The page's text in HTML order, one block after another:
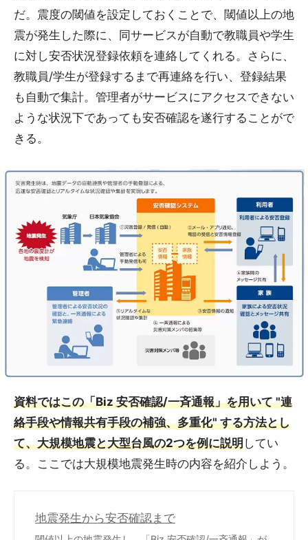
だ。震度の閾値を設定しておくことで、閾値以上の地
震が発生した際に、同サービスが自動で教職員や学生
に対し安否状況登録依頼を連絡してくれる。さらに、
教職員/学生が登録するまで再連絡を行い、登録結果
も自動で集計。管理者がサービスにアクセスできない
ような状況下であっても安否確認を遂行することがで
きる。
資料ではこの「Biz 安否確認/一斉通報」を用いて "連
絡手段や情報共有手段の補強、多重化" する方法とし
て、大規模地震と大型台風の2つを例に説明してい
る。ここでは大規模地震発生時の内容を紹介しよう。
地震発生から安否確認まで